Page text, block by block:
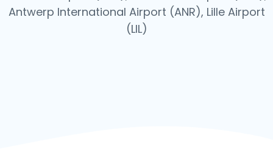
Antwerp International Airport (ANR), Lille Airport
(LIL)